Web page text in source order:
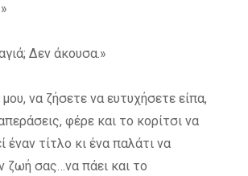
Δεν άκουσα.»
να ζήσετε να ευτυχήσετε είπα,
φέρε και το κορίτσι να
τίτλο κι ένα παλάτι να
ζωή σας…να πάει και το